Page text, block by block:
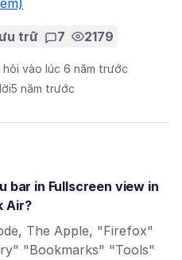
trữ 7 2179
hỏi vào lúc 6 năm trước
5 năm trước
bar in Fullscreen view in
Air?
The Apple, "Firefox"
"Bookmarks" "Tools"